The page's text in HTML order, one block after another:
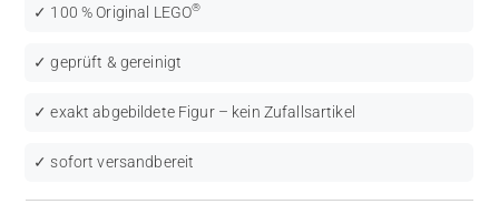
✓ 100 % Original LEGO®
✓ geprüft & gereinigt
✓ exakt abgebildete Figur – kein Zufallsartikel
✓ sofort versandbereit